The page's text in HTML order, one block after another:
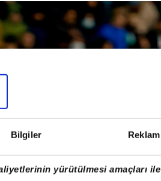
Bilgiler Reklam
yürütülmesi amaçları ile